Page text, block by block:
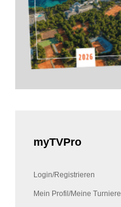
myTVPro
Login/Registrieren
Mein Profil/Meine Turniere